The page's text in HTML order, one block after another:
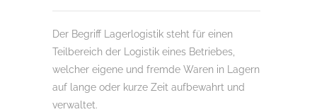
Der Begriff Lagerlogistik steht für einen
Teilbereich der Logistik eines Betriebes,
welcher eigene und fremde Waren in Lagern
auf lange oder kurze Zeit aufbewahrt und
verwaltet.